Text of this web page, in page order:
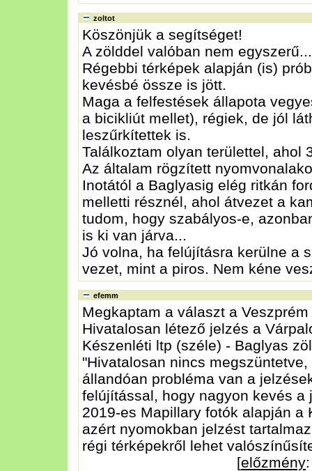
zoltot
Köszönjük a segítséget!
A zölddel valóban nem egyszerű...
Régebbi térképek alapján (is)
kevésbé össze is jött.
Maga a felfestések állapota
a bicikliút mellet), régiek, de jól
leszűrkítettek is.
Találkoztam olyan területtel, ahol
Az általam rögzített
Inotától a Baglyasig elég ritkán
melletti résznél, ahol átvezet a
tudom, hogy szabályos-e,
is ki van járva...
Jó volna, ha felújításra kerülne a
vezet, mint a piros. Nem kéne
efemm
Megkaptam a választ a
Hivatalosan létező jelzés a
Készenléti ltp (széle) - Baglyas
"Hivatalosan nincs
állandóan probléma van a
felújítással, hogy nagyon kevés a
2019-es Mapillary fotók alapján
azért nyomokban jelzést
régi térképekről lehet
[előzmény